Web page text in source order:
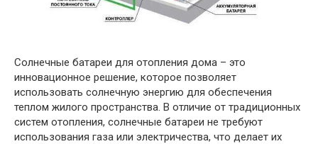
Солнечные батареи для отопления дома – это
инновационное решение, которое позволяет
использовать солнечную энергию для обеспечения
теплом жилого пространства. В отличие от традиционных
систем отопления, солнечные батареи не требуют
использования газа или электричества, что делает их